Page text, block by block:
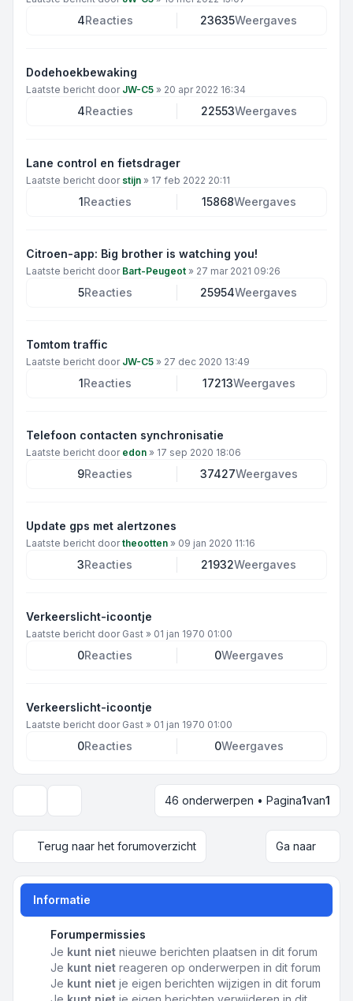
4Reacties 23635Weergaves
Dodehoekbewaking
Laatste bericht door JW-C5 » 20 apr 2022 16:34
4Reacties 22553Weergaves
Lane control en fietsdrager
Laatste bericht door stijn » 17 feb 2022 20:11
1Reacties 15868Weergaves
Citroen-app: Big brother is watching you!
Laatste bericht door Bart-Peugeot » 27 mar 2021 09:26
5Reacties 25954Weergaves
Tomtom traffic
Laatste bericht door JW-C5 » 27 dec 2020 13:49
1Reacties 17213Weergaves
Telefoon contacten synchronisatie
Laatste bericht door edon » 17 sep 2020 18:06
9Reacties 37427Weergaves
Update gps met alertzones
Laatste bericht doortheootten » 09 jan 2020 11:16
3Reacties 21932Weergaves
Verkeerslicht-icoontje
Laatste bericht door Gast » 01 jan 1970 01:00
0Reacties 0Weergaves
Verkeerslicht-icoontje
Laatste bericht door Gast » 01 jan 1970 01:00
0Reacties 0Weergaves
Weergave- en sorteeropties46 onderwerpen • Pagina1van1
Terug naar het forumoverzicht Ga naar
Informatie
Forumpermissies
Je kunt nietnieuwe berichten plaatsen in dit forum
Je kunt nietreageren op onderwerpen in dit forum
Je kunt nietje eigen berichten wijzigen in dit forum